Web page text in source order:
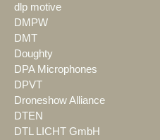
dlp motive
DMPW
DMT
Doughty
DPA Microphones
DPVT
Droneshow Alliance
DTEN
DTL LICHT GmbH